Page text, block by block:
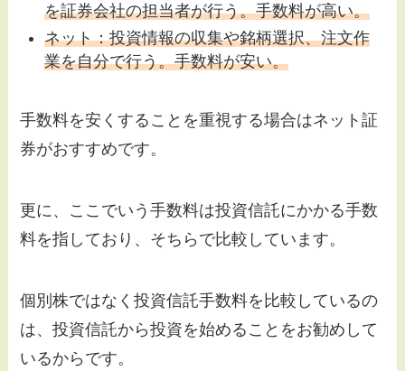
を証券会社の担当者が行う。手数料が高い。
ネット：投資情報の収集や銘柄選択、注文作
業を自分で行う。手数料が安い。
手数料を安くすることを重視する場合はネット証
券がおすすめです。
更に、ここでいう手数料は投資信託にかかる手数
料を指しており、そちらで比較しています。
個別株ではなく投資信託手数料を比較しているの
は、投資信託から投資を始めることをお勧めして
いるからです。